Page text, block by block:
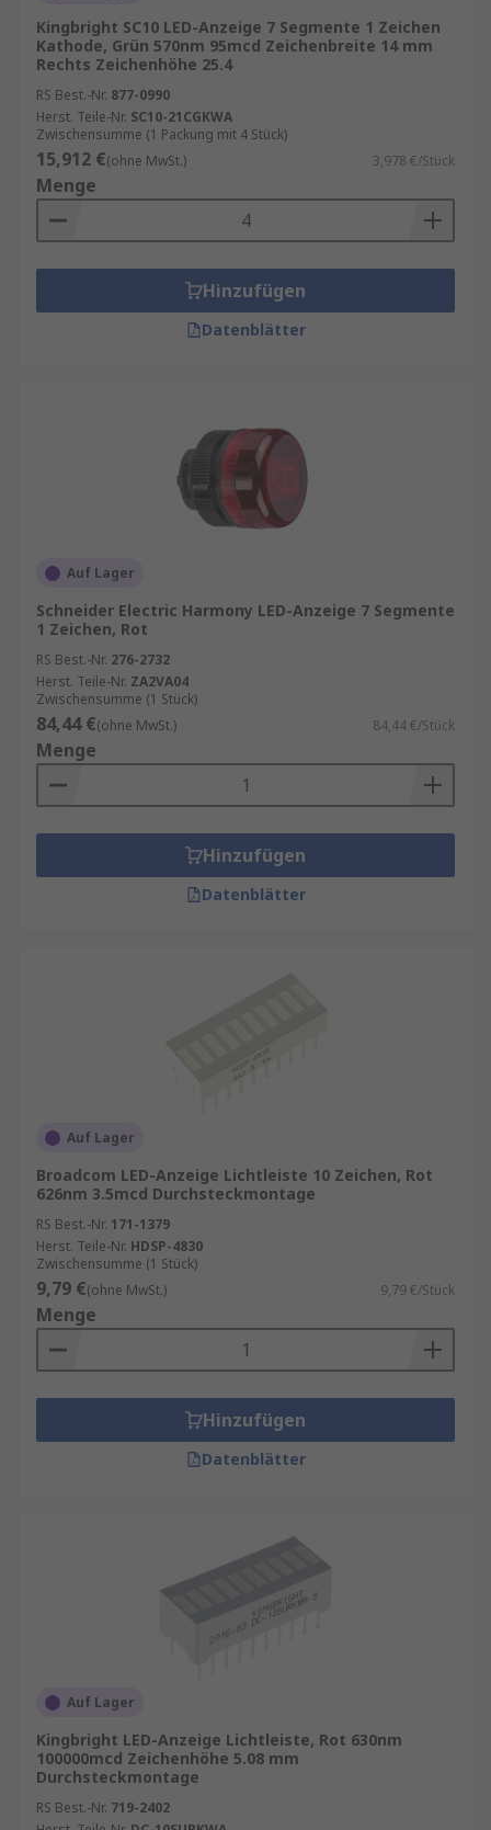
Kingbright SC10 LED-Anzeige 7 Segmente 1 Zeichen
Kathode, Grün 570nm 95mcd Zeichenbreite 14 mm
Rechts Zeichenhöhe 25.4
RS Best.-Nr. 877-0990
Herst. Teile-Nr. SC10-21CGKWA
Zwischensumme (1 Packung mit 4 Stück)
15,912 €(ohne MwSt.) 3,978 €/Stück
Menge
Hinzufügen
Datenblätter
Auf Lager
Schneider Electric Harmony LED-Anzeige 7 Segmente
1 Zeichen, Rot
RS Best.-Nr. 276-2732
Herst. Teile-Nr. ZA2VA04
Zwischensumme (1 Stück)
84,44 €(ohne MwSt.) 84,44 €/Stück
Menge
Hinzufügen
Datenblätter
Auf Lager
Broadcom LED-Anzeige Lichtleiste 10 Zeichen, Rot
626nm 3.5mcd Durchsteckmontage
RS Best.-Nr. 171-1379
Herst. Teile-Nr. HDSP-4830
Zwischensumme (1 Stück)
9,79 €(ohne MwSt.) 9,79 €/Stück
Menge
Hinzufügen
Datenblätter
Auf Lager
Kingbright LED-Anzeige Lichtleiste, Rot 630nm
100000mcd Zeichenhöhe 5.08 mm
Durchsteckmontage
RS Best.-Nr. 719-2402